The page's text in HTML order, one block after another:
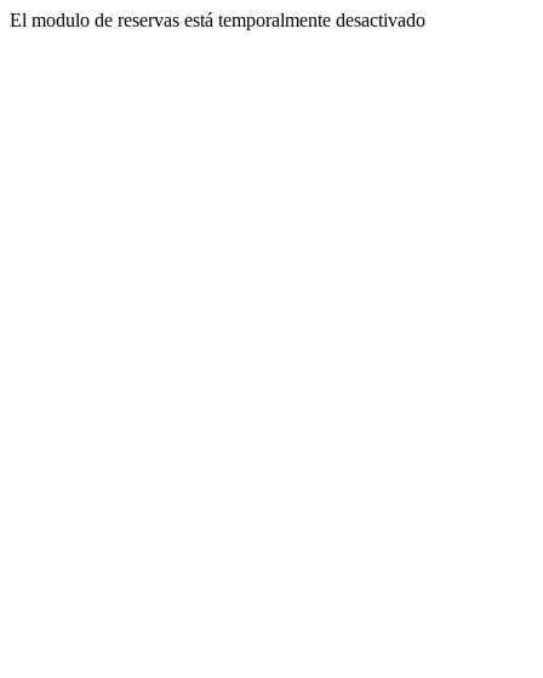
El modulo de reservas está temporalmente desactivado